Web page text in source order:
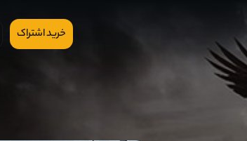
خرید اشتراک